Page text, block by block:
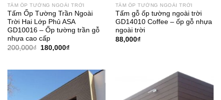
TẤM ỐP TƯỜNG NGOÀI TRỜI
Tấm Ốp Tường Trần Ngoài
Trời Hai Lớp Phủ ASA
GD10016 – Ốp tường trần gỗ
nhựa cao cấp
200,000₫
Giá
180,000₫Giá
180,000₫.
TẤM ỐP TƯỜNG NGOÀI TRỜI
Tấm gỗ ốp tường ngoài trời
GD14010 Coffee – ốp gỗ nhựa
ngoài trời
88,000₫